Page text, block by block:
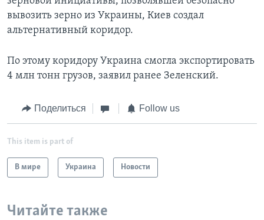
вывозить зерно из Украины, Киев создал
альтернативный коридор.
По этому коридору Украина смогла экспортировать
4 млн тонн грузов, заявил ранее Зеленский.
Поделиться Follow us
This item is part of
В мире Украина Новости
Читайте также